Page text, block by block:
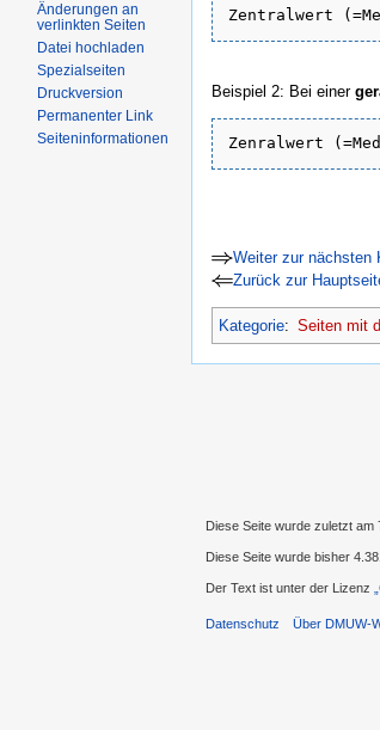
Beispiel 2: Bei einer
Weiter zur nächsten
Zurück zur
Kategorie: Seiten mit
Änderungen an
verlinkten Seiten
Datei hochladen
Spezialseiten
Druckversion
Permanenter Link
Seiteninformationen
Diese Seite wurde zuletzt am
Diese Seite wurde bisher
Der Text ist unter der Lizenz
Datenschutz Über DMUW-